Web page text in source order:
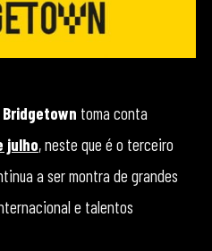
Bridgetown toma conta
julho, neste que é o terceiro
a ser montra de grandes
e talentos